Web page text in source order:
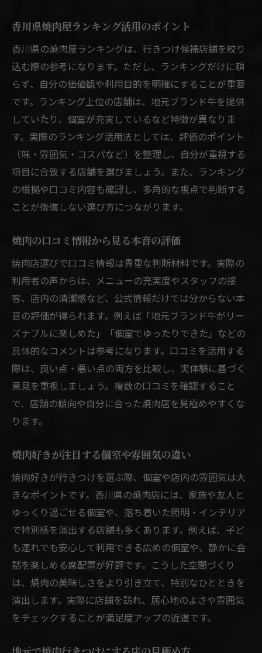
個室でゆったり楽しむ香川焼肉体験ガイド
焼肉個室利用でゆったり過ごす秘訣
香川県焼肉個室のタイプと選び方
家族や友人と焼肉個室を満喫するコツ
焼肉行きつけに適した個室の条件とは
個室焼肉で特別な時間を楽しむアイデア
安くて美味しい焼肉探しのポイントへ
安くて美味しい焼肉を香川で見つけるには
香川で安くて美味しい焼肉の探し方徹底解
説
焼肉行きつけに向けた価格と味のバランス
安い焼肉店ランキングを活用するメリット
焼肉の美味しさを引き出す選び方のコツ
食べ放題焼肉を賢く楽しむポイントへ
焼肉食べ放題を香川県で賢く楽しむ秘訣
焼肉食べ放題を満喫するための事前準備
香川県焼肉食べ放題の選び方ガイド
焼肉行きつけに食べ放題を選ぶメリット
焼肉食べ放題で損しないコスパ重視法
高級志向も満足できる香川の焼肉事情
香川で高級焼肉を堪能する選び方の基準
焼肉高級店の特徴と満足度のポイント
高級焼肉行きつけを作るための視点
焼肉で特別な日を演出する利用シーン
高級焼肉とコスパの両立を考える方法
理想の焼肉行きつけ選びの総まとめへ
この一記事で理想の焼肉行きつけが見つかる
焼肉行きつけ選びで後悔しない最終チェッ
香川県焼肉屋ランキング活用のポイント
香川県の焼肉屋ランキングは、行きつけ候補店舗を絞り
込む際の参考になります。ただし、ランキングだけに頼
らず、自分の価値観や利用目的を明確にすることが重要
です。ランキング上位の店舗は、地元ブランド牛を提供
していたり、個室が充実しているなど特徴が異なりま
す。実際のランキング活用法としては、評価のポイント
（味・雰囲気・コスパなど）を整理し、自分が重視する
項目に合致する店舗を選びましょう。また、ランキング
の根拠や口コミ内容も確認し、多角的な視点で判断する
ことが後悔しない選び方につながります。
焼肉の口コミ情報から見る本音の評価
焼肉店選びで口コミ情報は貴重な判断材料です。実際の
利用者の声からは、メニューの充実度やスタッフの接
客、店内の清潔感など、公式情報だけでは分からない本
音の評価が得られます。例えば「地元ブランド牛がリー
ズナブルに楽しめた」「個室でゆったりできた」などの
具体的なコメントは参考になります。口コミを活用する
際は、良い点・悪い点の両方を比較し、実体験に基づく
意見を重視しましょう。複数の口コミを確認すること
で、店舗の傾向や自分に合った焼肉店を見極めやすくな
ります。
焼肉好きが注目する個室や雰囲気の違い
焼肉好きが行きつけを選ぶ際、個室や店内の雰囲気は大
きなポイントです。香川県の焼肉店には、家族や友人と
ゆっくり過ごせる個室や、落ち着いた照明・インテリア
で特別感を演出する店舗も多くあります。例えば、子ど
も連れでも安心して利用できる広めの個室や、静かに会
話を楽しめる席配置が好評です。こうした空間づくり
は、焼肉の美味しさをより引き立て、特別なひとときを
演出します。実際に店舗を訪れ、居心地のよさや雰囲気
をチェックすることが満足度アップの近道です。